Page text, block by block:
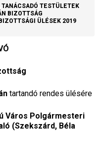
TESTÜLETEK
BIZOTTSÁG
ÜLÉSEK 2019
tartandó rendes ülésére
Város Polgármesteri
(Szekszárd, Béla